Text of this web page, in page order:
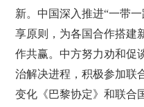
新。中国深入推进“一带
享原则，为各国合作搭建
作共赢。中方努力劝和促
治解决进程，积极参加联
变化《巴黎协定》和联合